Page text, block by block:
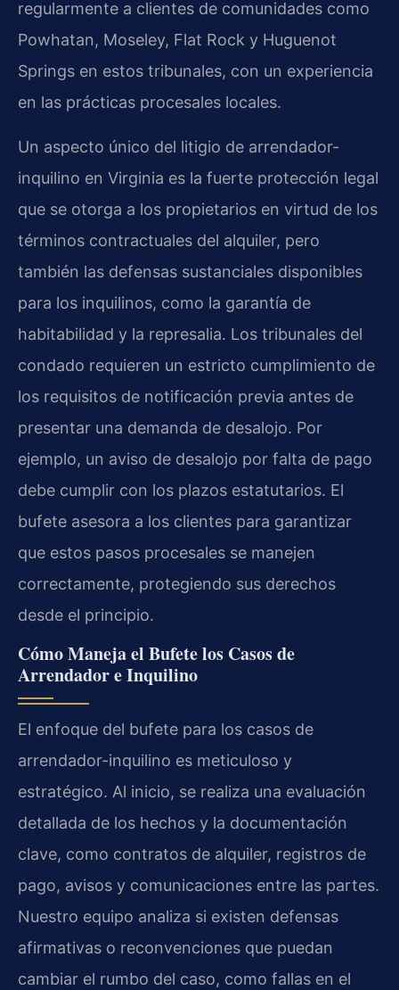
regularmente a clientes de comunidades como
Powhatan, Moseley, Flat Rock y Huguenot
Springs en estos tribunales, con un experiencia
en las prácticas procesales locales.
Un aspecto único del litigio de arrendador-
inquilino en Virginia es la fuerte protección legal
que se otorga a los propietarios en virtud de los
términos contractuales del alquiler, pero
también las defensas sustanciales disponibles
para los inquilinos, como la garantía de
habitabilidad y la represalia. Los tribunales del
condado requieren un estricto cumplimiento de
los requisitos de notificación previa antes de
presentar una demanda de desalojo. Por
ejemplo, un aviso de desalojo por falta de pago
debe cumplir con los plazos estatutarios. El
bufete asesora a los clientes para garantizar
que estos pasos procesales se manejen
correctamente, protegiendo sus derechos
desde el principio.
Cómo Maneja el Bufete los Casos de
Arrendador e Inquilino
El enfoque del bufete para los casos de
arrendador-inquilino es meticuloso y
estratégico. Al inicio, se realiza una evaluación
detallada de los hechos y la documentación
clave, como contratos de alquiler, registros de
pago, avisos y comunicaciones entre las partes.
Nuestro equipo analiza si existen defensas
afirmativas o reconvenciones que puedan
cambiar el rumbo del caso, como fallas en el